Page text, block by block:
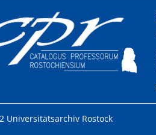
Universitätsarchiv Rostock